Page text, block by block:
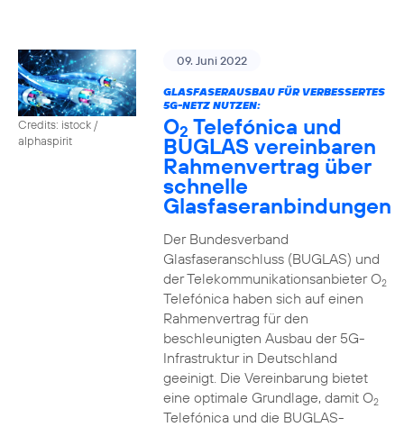
Credits: istock /
alphaspirit
09. Juni 2022
GLASFASERAUSBAU FÜR VERBESSERTES
5G-NETZ NUTZEN:
O2 Telefónica und
BUGLAS vereinbaren
Rahmenvertrag über
schnelle
Glasfaseranbindungen
Der Bundesverband
Glasfaseranschluss (BUGLAS) und
der Telekommunikationsanbieter O2
Telefónica haben sich auf einen
Rahmenvertrag für den
beschleunigten Ausbau der 5G-
Infrastruktur in Deutschland
geeinigt. Die Vereinbarung bietet
eine optimale Grundlage, damit O2
Telefónica und die BUGLAS-